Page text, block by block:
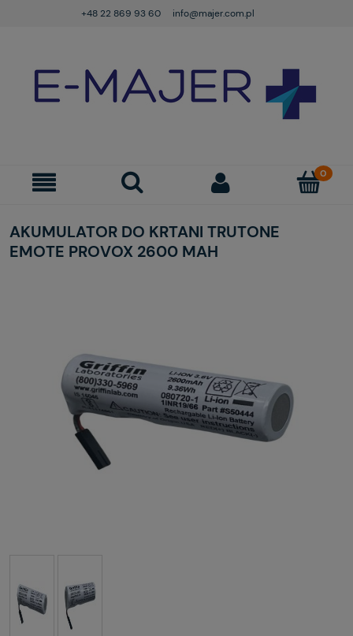
+48 22 869 93 60 info@majer.com.pl
AKUMULATOR DO KRTANI TRUTONE
EMOTE PROVOX 2600 MAH